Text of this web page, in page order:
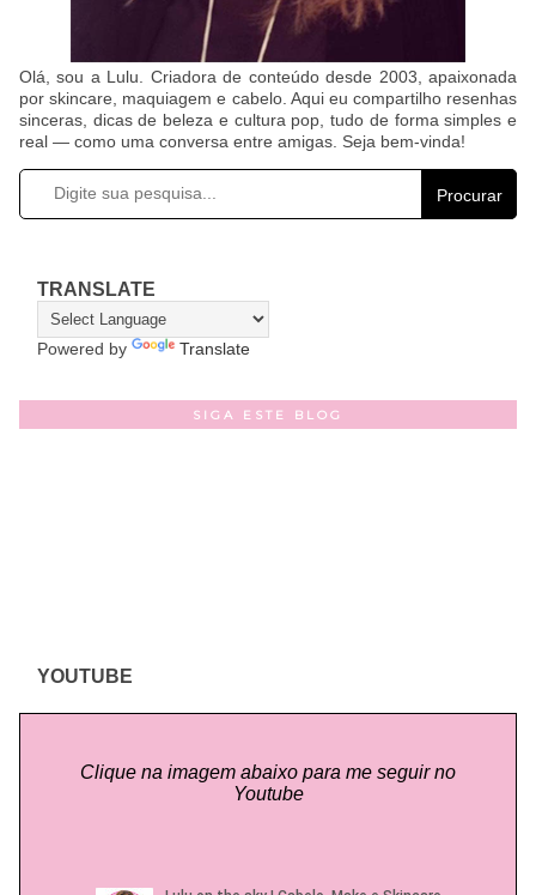
Olá, sou a Lulu. Criadora de conteúdo desde 2003, apaixonada
por skincare, maquiagem e cabelo. Aqui eu compartilho resenhas
sinceras, dicas de beleza e cultura pop, tudo de forma simples e
real — como uma conversa entre amigas. Seja bem-vinda!
Procurar
TRANSLATE
Powered by Translate
SIGA ESTE BLOG
YOUTUBE
Clique na imagem abaixo para me seguir no
Youtube